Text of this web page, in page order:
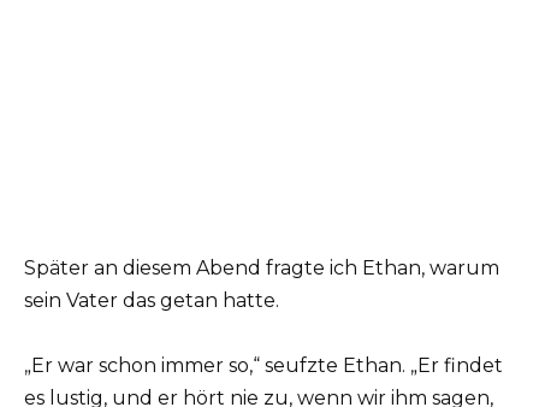
Später an diesem Abend fragte ich Ethan, warum
sein Vater das getan hatte.
„Er war schon immer so,“ seufzte Ethan. „Er findet
es lustig, und er hört nie zu, wenn wir ihm sagen,